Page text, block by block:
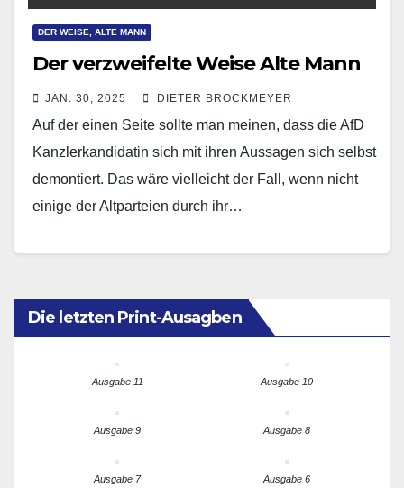
DER WEISE, ALTE MANN
Der verzweifelte Weise Alte Mann
JAN. 30, 2025 DIETER BROCKMEYER
Auf der einen Seite sollte man meinen, dass die AfD
Kanzlerkandidatin sich mit ihren Aussagen sich selbst
demontiert. Das wäre vielleicht der Fall, wenn nicht
einige der Altparteien durch ihr…
Die letzten Print-Ausagben
Ausgabe 11 Ausgabe 10
Ausgabe 9 Ausgabe 8
Ausgabe 7 Ausgabe 6